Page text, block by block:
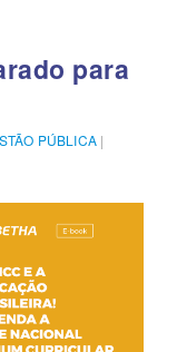
para
PÚBLICA |